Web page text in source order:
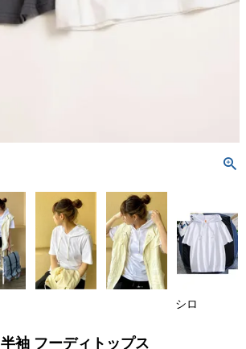
シロ
半袖 フーディトップス